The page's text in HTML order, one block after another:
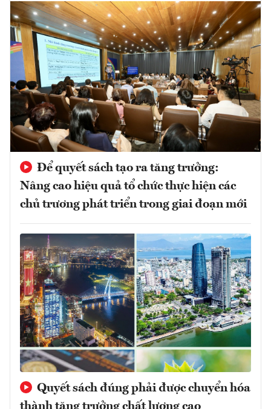
Để quyết sách tạo ra tăng trưởng:
Nâng cao hiệu quả tổ chức thực hiện các
chủ trương phát triển trong giai đoạn mới
Quyết sách đúng phải được chuyển hóa
thành tăng trưởng chất lượng cao